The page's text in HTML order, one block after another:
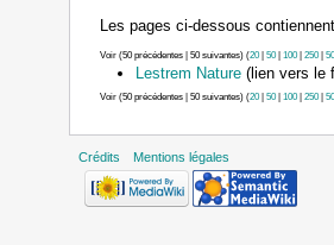
Les pages ci-dessous
Voir (50 précédentes | 50 suivantes) (20| 50| 100| 250|
Lestrem Nature (lien vers le
Voir (50 précédentes | 50 suivantes) (20| 50| 100| 250|
Crédits Mentions légales